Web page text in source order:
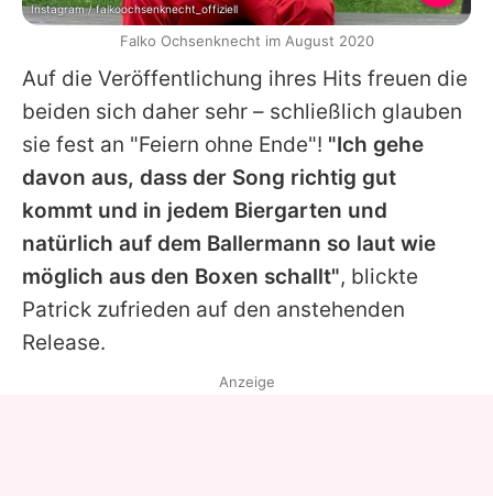
Auf die Veröffentlichung ihres Hits freuen die
beiden sich daher sehr – schließlich glauben
sie fest an "Feiern ohne Ende"! "Ich gehe
davon aus, dass der Song richtig gut
kommt und in jedem Biergarten und
natürlich auf dem Ballermann so laut wie
möglich aus den Boxen schallt", blickte
Patrick zufrieden auf den anstehenden
Release.
Instagram / falkoochsenknecht_offiziell
Falko Ochsenknecht im August 2020
Anzeige